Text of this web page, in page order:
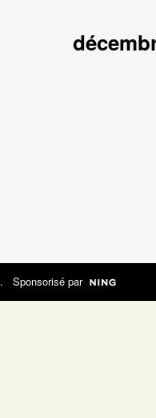
. Sponsorisé par